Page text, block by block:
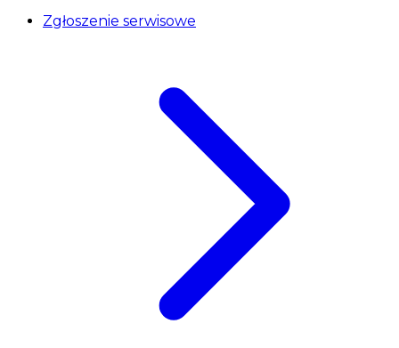
Zgłoszenie serwisowe